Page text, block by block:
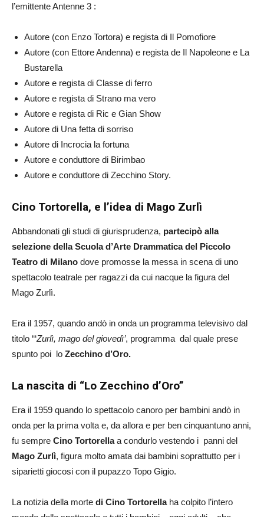
l’emittente Antenne 3 :
Autore (con Enzo Tortora) e regista di Il Pomofiore
Autore (con Ettore Andenna) e regista de Il Napoleone e La
Bustarella
Autore e regista di Classe di ferro
Autore e regista di Strano ma vero
Autore e regista di Ric e Gian Show
Autore di Una fetta di sorriso
Autore di Incrocia la fortuna
Autore e conduttore di Birimbao
Autore e conduttore di Zecchino Story.
Cino Tortorella, e l’idea di Mago Zurlì
Abbandonati gli studi di giurisprudenza, partecipò alla
selezione della Scuola d’Arte Drammatica del Piccolo
Teatro di Milano dove promosse la messa in scena di uno
spettacolo teatrale per ragazzi da cui nacque la figura del
Mago Zurlì.
Era il 1957, quando andò in onda un programma televisivo dal
titolo “‘Zurlì, mago del giovedì’, programma dal quale prese
spunto poi lo Zecchino d’Oro.
La nascita di “Lo Zecchino d’Oro”
Era il 1959 quando lo spettacolo canoro per bambini andò in
onda per la prima volta e, da allora e per ben cinquantuno anni,
fu sempre Cino Tortorellaa condurlo vestendo i panni del
Mago Zurlì, figura molto amata dai bambini soprattutto per i
siparietti giocosi con il pupazzo Topo Gigio.
La notizia della morte di Cino Tortorellaha colpito l’intero